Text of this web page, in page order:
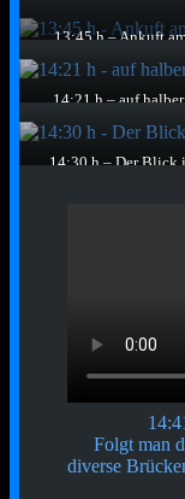
13:45 h – Ankuft
Wasserfälle
14:21 h – auf
Wasserfälle. In der
gegenüber ist eine
14:30 h – Der Blick
Folgt man
diverse